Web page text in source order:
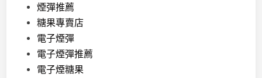
煙彈推薦
糖果專賣店
電子煙彈
電子煙彈推薦
電子煙糖果